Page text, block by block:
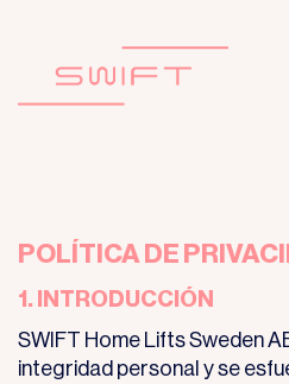
content
POLÍTICA DE
1. INTRODUCCIÓN
SWIFT Home Lifts Sweden
integridad personal y se